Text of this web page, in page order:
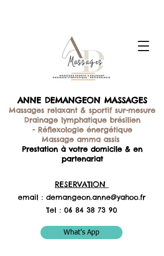
ANNE DEMANGEON MASSAGES
Massages relaxant & sportif sur-mesure
Drainage lymphatique brésilien
- Réflexologie énergétique
Massage amma assis
Prestation à votre domicile & en
partenariat
RESERVATION
email : demangeon.anne@yahoo.fr
Tel : 06 84 38 73 90
What's App